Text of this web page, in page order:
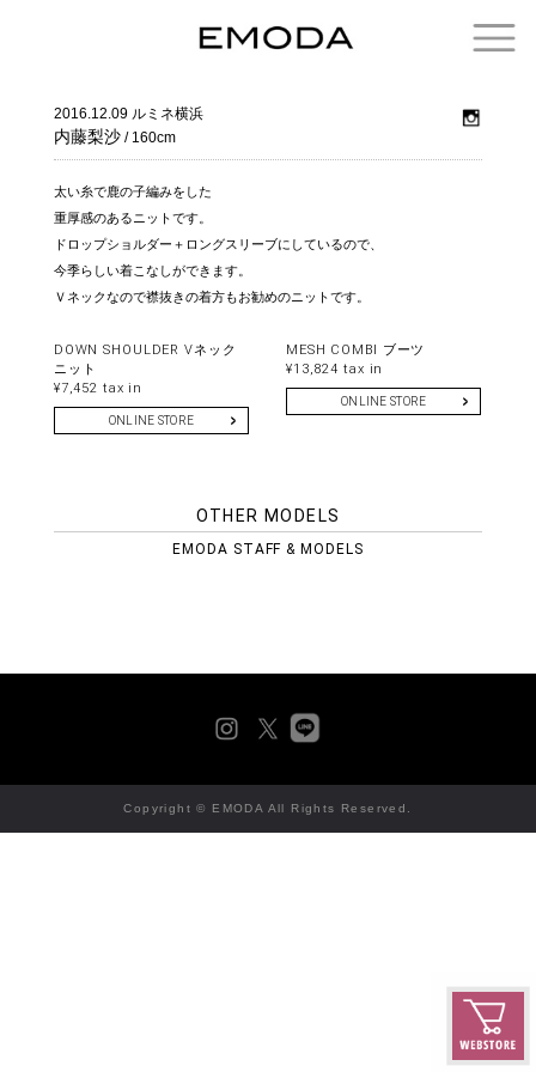
2016.12.09 ルミネ横浜
内藤梨沙 / 160cm
太い糸で鹿の子編みをした
重厚感のあるニットです。
ドロップショルダー＋ロングスリーブにしているので、
今季らしい着こなしができます。
Ｖネックなので襟抜きの着方もお勧めのニットです。
DOWN SHOULDER Vネック
ニット
¥7,452 tax in
ONLINE STORE
MESH COMBI ブーツ
¥13,824 tax in
ONLINE STORE
OTHER MODELS
EMODA STAFF & MODELS
Copyright © EMODA All Rights Reserved.